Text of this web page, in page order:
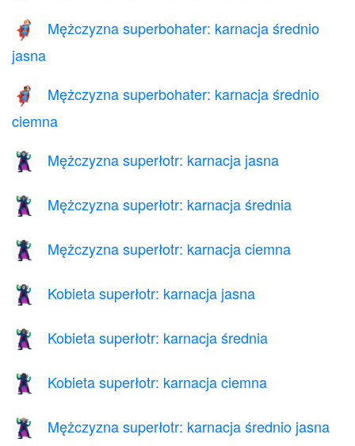
🦸🏼‍♂️
Mężczyzna superbohater: karnacja średnio
jasna
🦸🏾‍♂️
Mężczyzna superbohater: karnacja średnio
ciemna
🦹🏻‍♂️ Mężczyzna superłotr: karnacja jasna
🦹🏽‍♂️ Mężczyzna superłotr: karnacja średnia
🦹🏿‍♂️ Mężczyzna superłotr: karnacja ciemna
🦹🏻‍♀️ Kobieta superłotr: karnacja jasna
🦹🏽‍♀️ Kobieta superłotr: karnacja średnia
🦹🏿‍♀️ Kobieta superłotr: karnacja ciemna
🦹🏼‍♂️ Mężczyzna superłotr: karnacja średnio jasna